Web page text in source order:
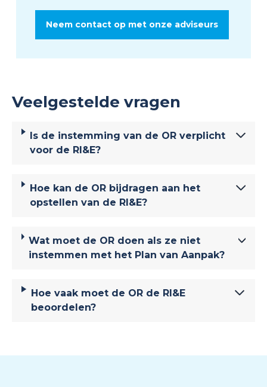
Neem contact op met onze adviseurs
Veelgestelde vragen
Is de instemming van de OR verplicht
voor de RI&E?
Hoe kan de OR bijdragen aan het
opstellen van de RI&E?
Wat moet de OR doen als ze niet
instemmen met het Plan van Aanpak?
Hoe vaak moet de OR de RI&E
beoordelen?